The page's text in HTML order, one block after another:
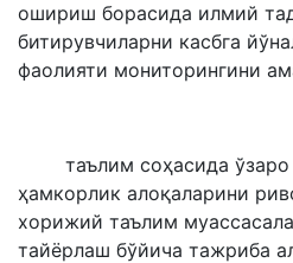
ошириш борасида илмий
битирувчиларни касбга
фаолияти мониторингини
таълим соҳасида
ҳамкорлик алоқаларини
хорижий таълим
тайёрлаш бўйича тажриба